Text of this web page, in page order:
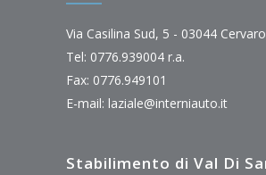
Via Casilina Sud, 5 - 03044
Tel: 0776.939004 r.a.
Fax: 0776.949101
E-mail: laziale@interniauto.it
Stabilimento di Val Di